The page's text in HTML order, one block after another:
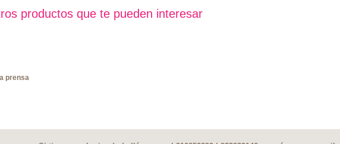
productos que te pueden interesar